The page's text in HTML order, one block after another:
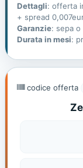
Dettagli: offerta
+ spread
Garanzie: sepa
Durata in mesi:
codice offerta